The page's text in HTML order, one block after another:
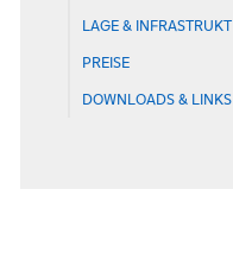
LAGE &
PREISE
DOWNLOADS & LINKS